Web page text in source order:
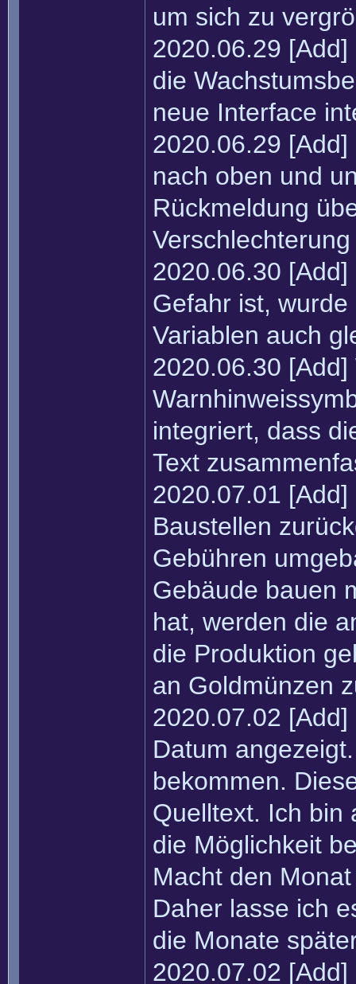
um sich zu
2020.06.29
die
neue Interface
2020.06.29
nach oben und
Rückmeldung
2020.06.30
Gefahr ist,
Variablen auch
2020.06.30
integriert, dass
Text
2020.07.01
Baustellen
Gebühren
Gebäude bauen
hat, werden die
die Produktion
an Goldmünzen
2020.07.02
Datum
bekommen.
Quelltext. Ich bin
die Möglichkeit
Macht den
Daher lasse ich
die Monate
2020.07.02